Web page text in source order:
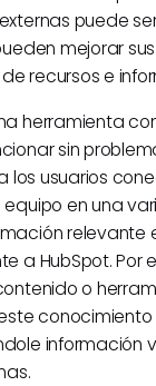
puede
mejorar
recursos e
herramienta
sin
los usuarios
en una
relevante
a HubSpot. Por
o
información